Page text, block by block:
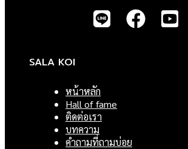
SALA KOI
หน้าหลัก
Hall of fame
ติดต่อเรา
บทความ
คำถามที่ถามบ่อย